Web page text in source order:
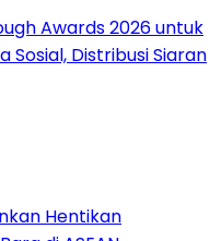
Awards 2026 untuk
Sosial, Distribusi Siaran
Hentikan